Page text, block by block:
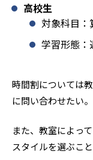
高校生
対象科目：
学習形態：
時間割については
に問い合わせたい。
また、教室によっ
スタイルを選ぶこと